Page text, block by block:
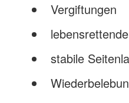
Vergiftungen
stabile